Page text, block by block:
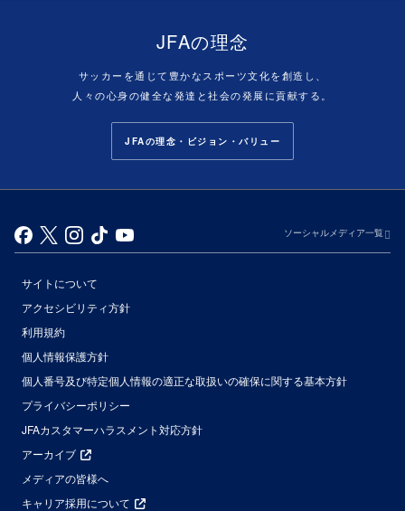
JFAの理念
サッカーを通じて豊かなスポーツ文化を創造し、
人々の心身の健全な発達と社会の発展に貢献する。
JFAの理念・ビジョン・バリュー
ソーシャルメディア一覧
サイトについて
アクセシビリティ方針
利用規約
個人情報保護方針
個人番号及び特定個人情報の適正な取扱いの確保に関する基本方針
プライバシーポリシー
JFAカスタマーハラスメント対応方針
アーカイブ
メディアの皆様へ
キャリア採用について